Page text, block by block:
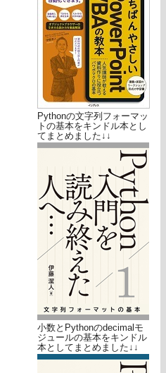
Pythonの文字列フォーマッ
トの基本をキンドル本とし
てまとめました↓↓
小数とPythonのdecimalモ
ジュールの基本をキンドル
本としてまとめました↓↓